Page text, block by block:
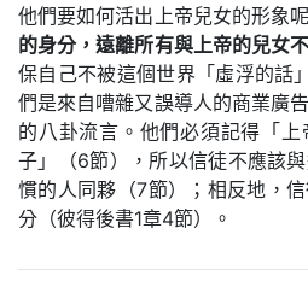
他們要如何活出上帝兒女的形象
的身分，遠離所有與上帝的兒女
保自己不被這個世界「虛浮的話
們是來自嘈雜又誤導人的商業廣
的八卦流言。他們必須記得「
子」（6節），所以信徒不應該
慣的人同夥（7節）；相反地，
分（彼得後書1章4節）。